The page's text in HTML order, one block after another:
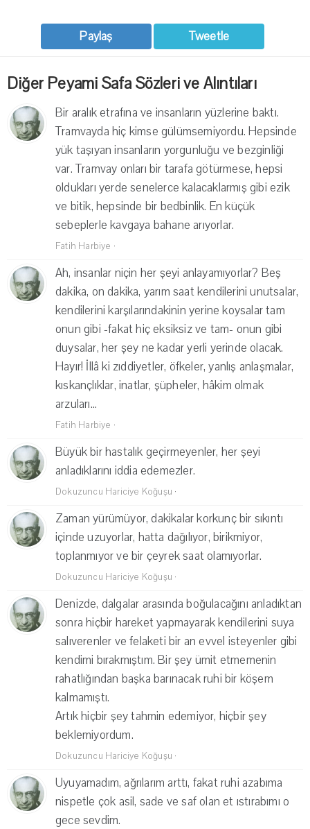
Paylaş Tweetle
Diğer Peyami Safa Sözleri ve Alıntıları
Bir aralık etrafına ve insanların yüzlerine baktı.
Tramvayda hiç kimse gülümsemiyordu. Hepsinde
yük taşıyan insanların yorgunluğu ve bezginliği
var. Tramvay onları bir tarafa götürmese, hepsi
oldukları yerde senelerce kalacaklarmış gibi ezik
ve bitik, hepsinde bir bedbinlik. En küçük
sebeplerle kavgaya bahane arıyorlar.
Fatih Harbiye ·
Ah, insanlar niçin her şeyi anlayamıyorlar? Beş
dakika, on dakika, yarım saat kendilerini unutsalar,
kendilerini karşılarındakinin yerine koysalar tam
onun gibi -fakat hiç eksiksiz ve tam- onun gibi
duysalar, her şey ne kadar yerli yerinde olacak.
Hayır! İllâ ki zıddiyetler, öfkeler, yanlış anlaşmalar,
kıskançlıklar, inatlar, şüpheler, hâkim olmak
arzuları...
Fatih Harbiye ·
Büyük bir hastalık geçirmeyenler, her şeyi
anladıklarını iddia edemezler.
Dokuzuncu Hariciye Koğuşu ·
Zaman yürümüyor, dakikalar korkunç bir sıkıntı
içinde uzuyorlar, hatta dağılıyor, birikmiyor,
toplanmıyor ve bir çeyrek saat olamıyorlar.
Dokuzuncu Hariciye Koğuşu ·
Denizde, dalgalar arasında boğulacağını anladıktan
sonra hiçbir hareket yapmayarak kendilerini suya
salıverenler ve felaketi bir an evvel isteyenler gibi
kendimi bırakmıştım. Bir şey ümit etmemenin
rahatlığından başka barınacak ruhi bir köşem
kalmamıştı.
Artık hiçbir şey tahmin edemiyor, hiçbir şey
beklemiyordum.
Dokuzuncu Hariciye Koğuşu ·
Uyuyamadım, ağrılarım arttı, fakat ruhi azabıma
nispetle çok asil, sade ve saf olan et ıstırabımı o
gece sevdim.